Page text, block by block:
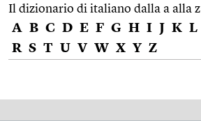
Il dizionario di italiano dalla a alla z
A B C D E F G H I J K L
R S T U V W X Y Z